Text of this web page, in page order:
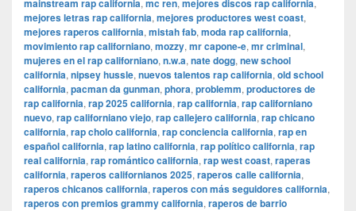
mainstream rap california, mc ren, mejores discos rap california,
mejores letras rap california, mejores productores west coast,
mejores raperos california, mistah fab, moda rap california,
movimiento rap californiano, mozzy, mr capone-e, mr criminal,
mujeres en el rap californiano, n.w.a, nate dogg, new school
california, nipsey hussle, nuevos talentos rap california, old school
california, pacman da gunman, phora, problemm, productores de
rap california, rap 2025 california, rap california, rap californiano
nuevo, rap californiano viejo, rap callejero california, rap chicano
california, rap cholo california, rap conciencia california, rap en
español california, rap latino california, rap político california, rap
real california, rap romántico california, rap west coast, raperas
california, raperos californianos 2025, raperos calle california,
raperos chicanos california, raperos con más seguidores california,
raperos con premios grammy california, raperos de barrio